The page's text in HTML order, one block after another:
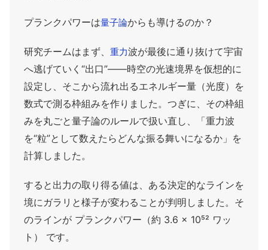
プランクパワーは量子論からも導けるのか？
研究チームはまず、 重力波が最後に通り抜けて宇宙
へ逃げていく“出口”――時空の光速境界を仮想的に
設定し、そこから流れ出るエネルギー量（光度）を
数式で測る枠組みを作りました。つぎに、その枠組
みを丸ごと量子論のルールで扱い直し、「重力波
を“粒”として数えたらどんな振る舞いになるか」を
計算しました。
すると出力の取り得る値は、ある決定的なラインを
境にガラリと様子が変わることが判明しました。そ
のラインが プランクパワー（約 3.6 × 10⁵² ワッ
ト） です。